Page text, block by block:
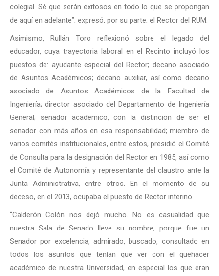
colegial. Sé que serán exitosos en todo lo que se propongan
de aquí en adelante”, expresó, por su parte, el Rector del RUM.
Asimismo, Rullán Toro reflexionó sobre el legado del
educador, cuya trayectoria laboral en el Recinto incluyó los
puestos de: ayudante especial del Rector; decano asociado
de Asuntos Académicos; decano auxiliar, así como decano
asociado de Asuntos Académicos de la Facultad de
Ingeniería; director asociado del Departamento de Ingeniería
General; senador académico, con la distinción de ser el
senador con más años en esa responsabilidad; miembro de
varios comités institucionales, entre estos, presidió el Comité
de Consulta para la designación del Rector en 1985, así como
el Comité de Autonomía y representante del claustro ante la
Junta Administrativa, entre otros. En el momento de su
deceso, en el 2013, ocupaba el puesto de Rector interino.
“Calderón Colón nos dejó mucho. No es casualidad que
nuestra Sala de Senado lleve su nombre, porque fue un
Senador por excelencia, admirado, buscado, consultado en
todos los asuntos que tenían que ver con el quehacer
académico de nuestra Universidad, en especial los que eran